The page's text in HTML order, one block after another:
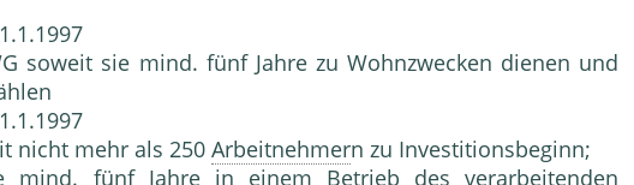
soweit sie mind. fünf Jahre zu Wohnzwecken dienen und
nicht mehr als 250 Arbeitnehmern zu Investitionsbeginn;
mind. fünf Jahre in einem Betrieb des verarbeitenden